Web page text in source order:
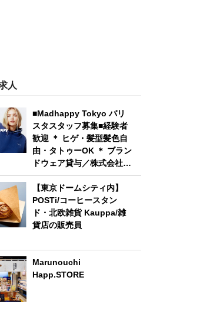
人
■Madhappy Tokyo バリ
スタスタッフ募集■経験者
歓迎 ＊ ヒゲ・髪型髪色自
由・タトゥーOK ＊ ブラン
ドウェア貸与／株式会社
Madhappy Japan
【東京ドームシティ内】
POSTi/コーヒースタン
ド・北欧雑貨 Kauppa/雑
貨店の販売員
Marunouchi
Happ.STORE